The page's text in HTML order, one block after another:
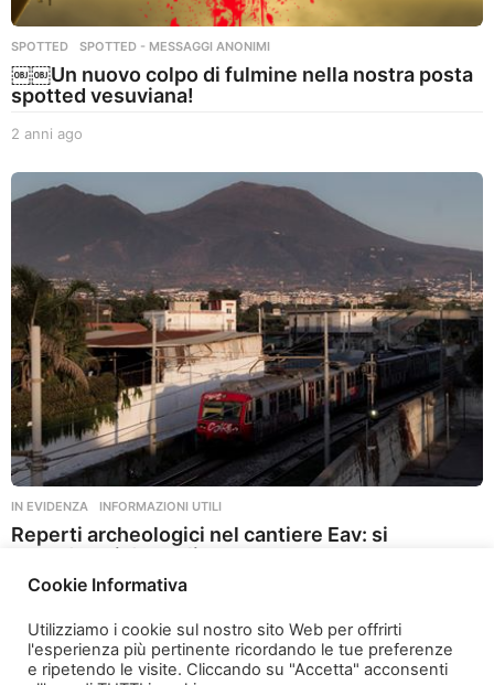
SPOTTED ,SPOTTED - MESSAGGI ANONIMI
￼￼Un nuovo colpo di fulmine nella nostra posta
spotted vesuviana!
2 anni ago
n
n
o
IN EVIDENZA ,INFORMAZIONI UTILI
Reperti archeologici nel cantiere Eav: si
attendono i dettagli
2 anni ago2
n
n
i
Cookie Informativa
Utilizziamo i cookie sul nostro sito Web per offrirti
l'esperienza più pertinente ricordando le tue preferenze
e ripetendo le visite. Cliccando su "Accetta" acconsenti